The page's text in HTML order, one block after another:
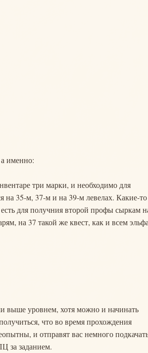
именно:
три марки, и необходимо для
на 35-м, 37-м и на 39-м левелах. Какие-то
для получния второй профы сыркам
на 37 такой же квест, как и всем
выше уровнем, хотя можно и начинать
что во время прохождения
и отправят вас немного
за заданием.